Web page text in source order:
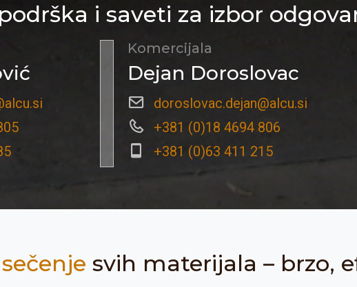
i saveti za izbor
Komercijala
Dejan Doroslovac
doroslovac.dejan@alcu.si
+381 (0)18 4694 806
+381 (0)63 411 215
sečenje svih materijala – brzo,